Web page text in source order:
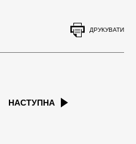
ДРУКУВАТИ
НАСТУПНА